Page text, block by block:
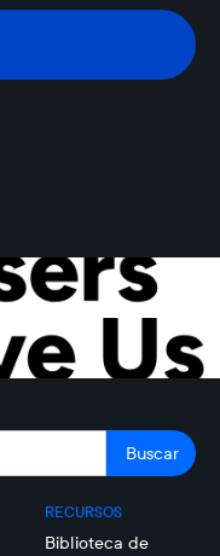
RECURSOS
Biblioteca de